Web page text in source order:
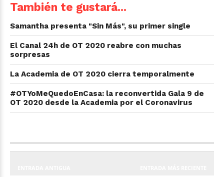
También te gustará...
Samantha presenta "Sin Más", su primer single
El Canal 24h de OT 2020 reabre con muchas
sorpresas
La Academia de OT 2020 cierra temporalmente
#OTYoMeQuedoEnCasa: la reconvertida Gala 9 de
OT 2020 desde la Academia por el Coronavirus